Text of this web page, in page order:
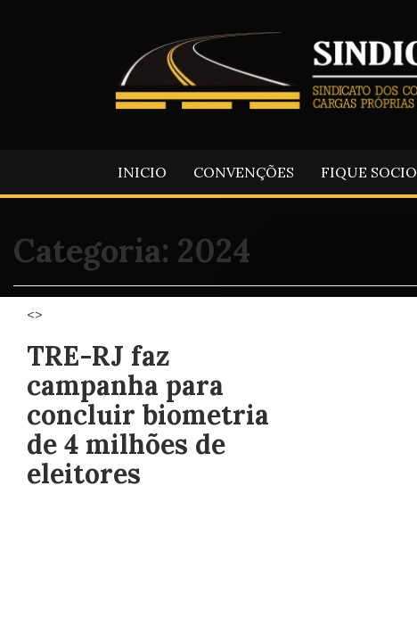
INICIO CONVENÇÕES FIQUE SOCIO
Categoria: 2024
<>
TRE-RJ faz
campanha para
concluir biometria
de 4 milhões de
eleitores